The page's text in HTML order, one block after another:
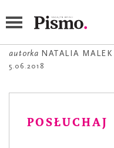
Rzut
autorka NATALIA MALEK
5.06.2018
POSŁUCHAJ